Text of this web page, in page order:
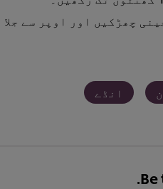
چھڑکیں اور اوپر سے جلا
انڈے